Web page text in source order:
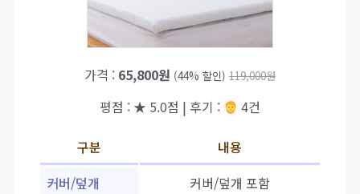
가격 : 65,800원 (44% 할인) 119,000원
평점 : ★ 5.0점 | 후기 : 4건
구분
내용
커버/덮개
커버/덮개 포함